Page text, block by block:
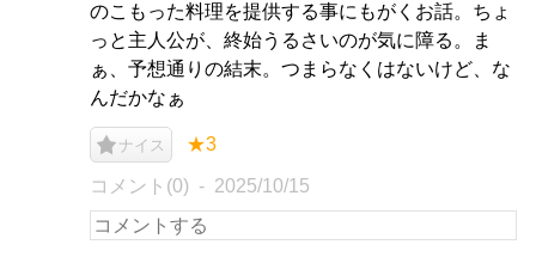
のこもった料理を提供する事にもがくお話。ちょ
っと主人公が、終始うるさいのが気に障る。ま
ぁ、予想通りの結末。つまらなくはないけど、な
んだかなぁ
ナイス ★3
コメント(0) 2025/10/15